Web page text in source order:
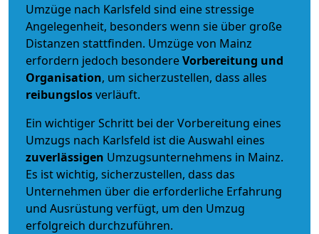
Umzüge nach Karlsfeld sind eine stressige
Angelegenheit, besonders wenn sie über große
Distanzen stattfinden. Umzüge von Mainz
erfordern jedoch besondereVorbereitung und
Organisation, um sicherzustellen, dass alles
reibungslosverläuft.
Ein wichtiger Schritt bei der Vorbereitung eines
Umzugs nach Karlsfeld ist die Auswahl eines
zuverlässigen Umzugsunternehmens in Mainz.
Es ist wichtig, sicherzustellen, dass das
Unternehmen über die erforderliche Erfahrung
und Ausrüstung verfügt, um den Umzug
erfolgreich durchzuführen.